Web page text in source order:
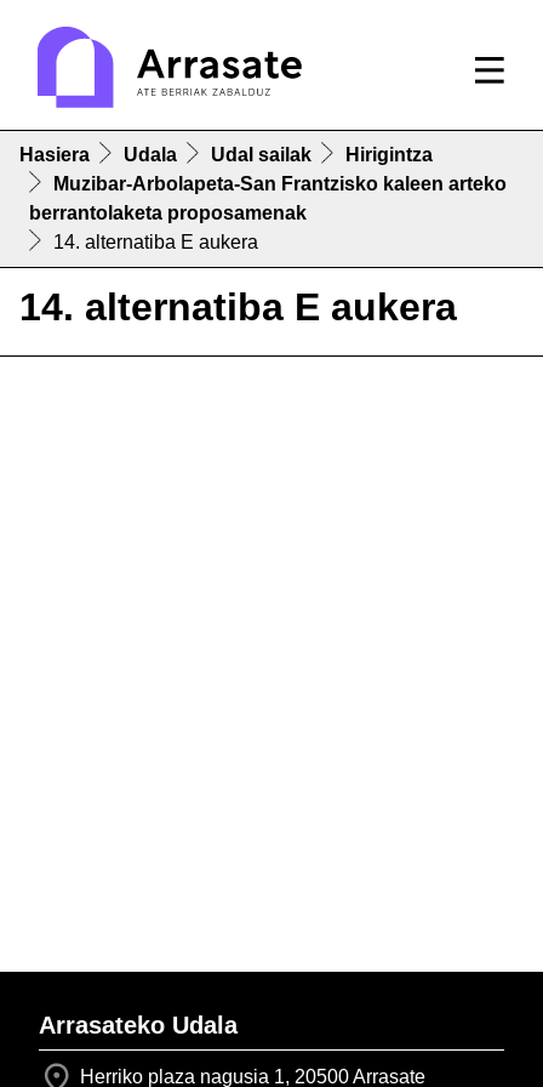
Hasiera Udala Udal sailak
Hirigintza
Muzibar-Arbolapeta-San Frantzisko kaleen arteko
berrantolaketa proposamenak
14. alternatiba E aukera
14. alternatiba E aukera
Arrasateko Udala
Herriko plaza nagusia 1, 20500 Arrasate